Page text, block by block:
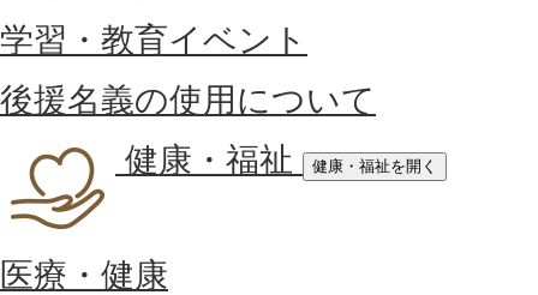
学習・教育イベント
後援名義の使用について
健康・福祉
健康・福祉を開く
医療・健康